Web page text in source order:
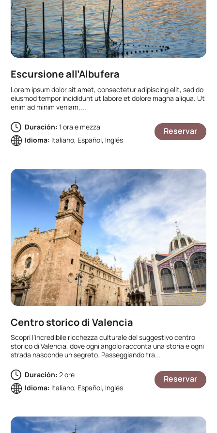
Escursione all’Albufera
Lorem ipsum dolor sit amet, consectetur adipiscing elit, sed do
eiusmod tempor incididunt ut labore et dolore magna aliqua. Ut
enim ad minim veniam,...
Duración: 1 ora e mezza
Idioma: Italiano, Español, Inglés
Reservar
Centro storico di Valencia
Scopri l’incredibile ricchezza culturale del suggestivo centro
storico di Valencia, dove ogni angolo racconta una storia e ogni
strada nasconde un segreto. Passeggiando tra...
Duración: 2 ore
Idioma: Italiano, Español, Inglés
Reservar